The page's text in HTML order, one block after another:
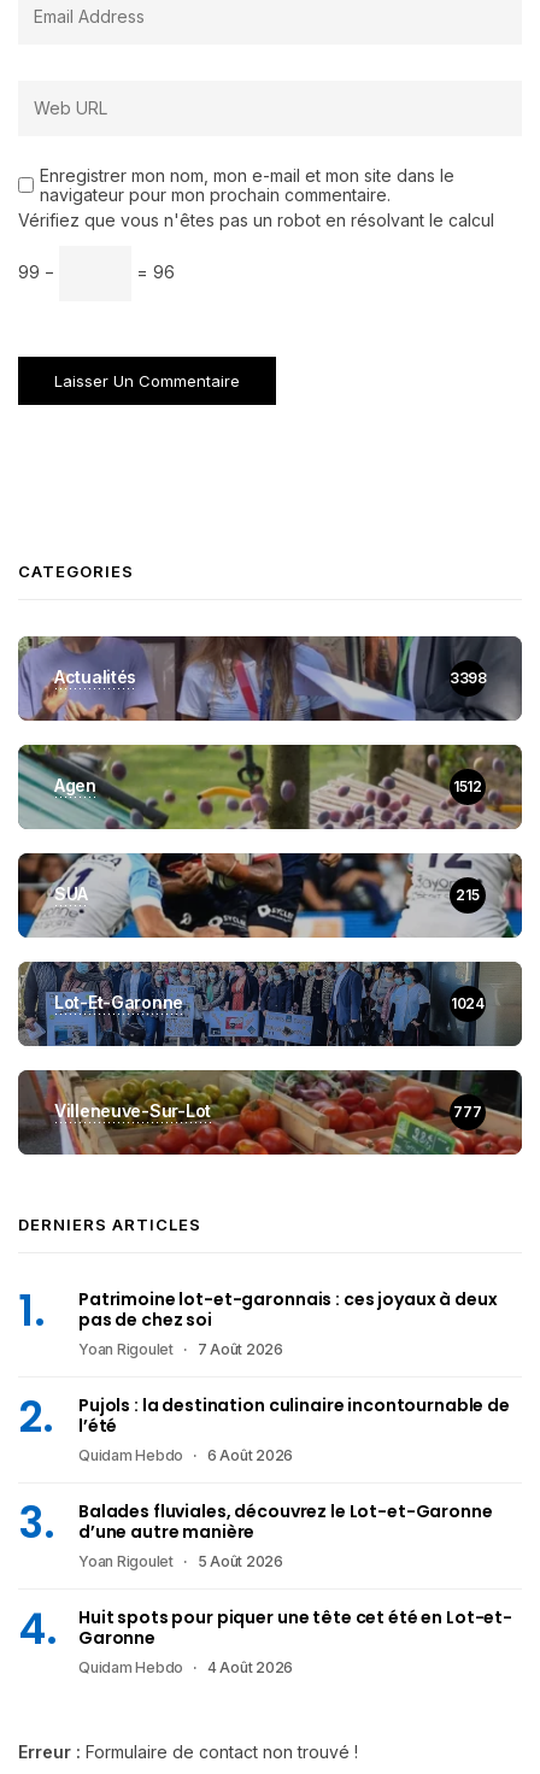
Enregistrer mon nom, mon e-mail et mon site dans le
navigateur pour mon prochain commentaire.
Vérifiez que vous n'êtes pas un robot en résolvant le calcul
99 − = 96
CATEGORIES
Actualités 3398
Agen 1512
SUA 215
Lot-Et-Garonne 1024
Villeneuve-Sur-Lot 777
DERNIERS ARTICLES
Patrimoine lot-et-garonnais : ces joyaux à deux
pas de chez soi
Yoan Rigoulet 7 Août 2026
Pujols : la destination culinaire incontournable de
l’été
Quidam Hebdo 6 Août 2026
Balades fluviales, découvrez le Lot-et-Garonne
d’une autre manière
Yoan Rigoulet 5 Août 2026
Huit spots pour piquer une tête cet été en Lot-et-
Garonne
Quidam Hebdo 4 Août 2026
Erreur : Formulaire de contact non trouvé !